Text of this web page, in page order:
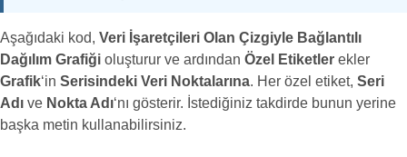
Aşağıdaki kod, Veri İşaretçileri Olan Çizgiyle Bağlantılı
Dağılım Grafiği oluşturur ve ardından Özel Etiketler ekler
Grafik‘in Serisindeki Veri Noktalarına. Her özel etiket, Seri
Adı ve Nokta Adı‘nı gösterir. İstediğiniz takdirde bunun yerine
başka metin kullanabilirsiniz.